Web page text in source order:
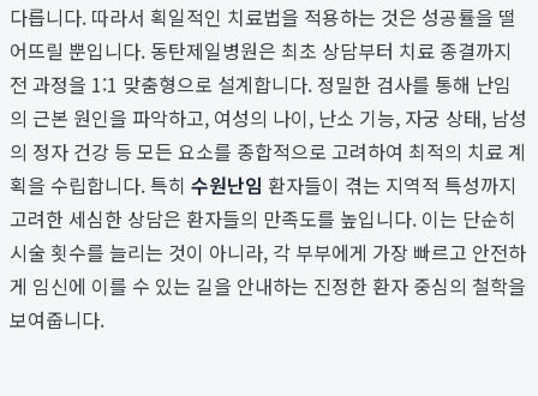
다릅니다. 따라서 획일적인 치료법을 적용하는 것은 성공률을 떨
어뜨릴 뿐입니다. 동탄제일병원은 최초 상담부터 치료 종결까지
전 과정을 1:1 맞춤형으로 설계합니다. 정밀한 검사를 통해 난임
의 근본 원인을 파악하고, 여성의 나이, 난소 기능, 자궁 상태, 남성
의 정자 건강 등 모든 요소를 종합적으로 고려하여 최적의 치료 계
획을 수립합니다. 특히 수원난임 환자들이 겪는 지역적 특성까지
고려한 세심한 상담은 환자들의 만족도를 높입니다. 이는 단순히
시술 횟수를 늘리는 것이 아니라, 각 부부에게 가장 빠르고 안전하
게 임신에 이를 수 있는 길을 안내하는 진정한 환자 중심의 철학을
보여줍니다.